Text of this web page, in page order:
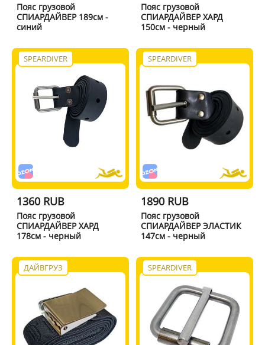
Пояс грузовой
СПИАРДАЙВЕР 189см -
синий
Пояс грузовой
СПИАРДАЙВЕР ХАРД
150см - черный
SPEARDIVER
1360 RUB
Пояс грузовой
СПИАРДАЙВЕР ХАРД
178см - черный
SPEARDIVER
1890 RUB
Пояс грузовой
СПИАРДАЙВЕР ЭЛАСТИК
147см - черный
ДАЙВГРУЗ SPEARDIVER